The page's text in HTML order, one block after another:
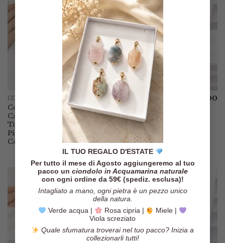
IL TUO REGALO D'ESTATE
Per tutto il mese di Agosto aggiungeremo al tuo
pacco un ciondolo in Acquamarina naturale
con ogni ordine da 59€ (spediz. esclusa)!
Intagliato a mano, ogni pietra è un pezzo unico
della natura.
Verde acqua |
Rosa cipria |
Miele |
Viola screziato
Quale sfumatura troverai nel tuo pacco? Inizia a
collezionarli tutti!
COLLANE
Collana Onice
Cammeo di
Torre del Greco
Piastra Perle
Corallo
85.00
ESAURITO
COLLANE
Collana Giada
Cobalto Cammeo
di Torre del
Greco Piastra
Perle Corallo
85.00